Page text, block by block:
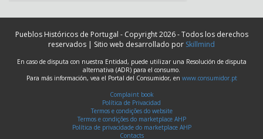
Pueblos Históricos de Portugal - Copyright 2026 - Todos los derechos
reservados | Sitio web desarrollado por Skillmind
En caso de disputa con nuestra Entidad, puede utilizar una Resolución de disputa
alternativa (ADR) para el consumo.
Para más información, vea el Portal del Consumidor, en www.consumidor.pt
Complaint book
Política de Privacidad
Termos e condições do website
Termos e condições do marketplace AHP
Política de privacidade do marketplace AHP
Contacts